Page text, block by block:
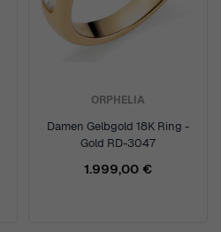
ORPHELIA
Damen Gelbgold 18K Ring -
Gold RD-3047
1.999,00 €